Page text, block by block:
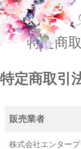
特定商
特定商取引
販売業者
株式会社エンター